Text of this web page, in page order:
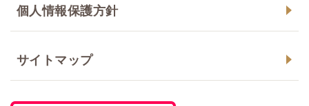
個人情報保護方針
サイトマップ